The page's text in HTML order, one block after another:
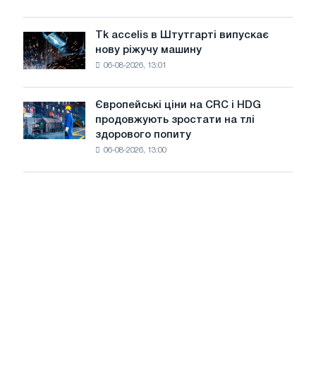
Великої
Вітчизняної
війни
незважаючи
на
літнє
уповільнення
зростання
цін
Tk
accelis
в
нову
ріжучу
машину
Tk accelis в Штутгарті випускає
нову ріжучу машину
06-08-2026, 13:01
Європейські
ціни
на
Європейські ціни на CRC і HDG
продовжують зростати на тлі
здорового попиту
06-08-2026, 13:00